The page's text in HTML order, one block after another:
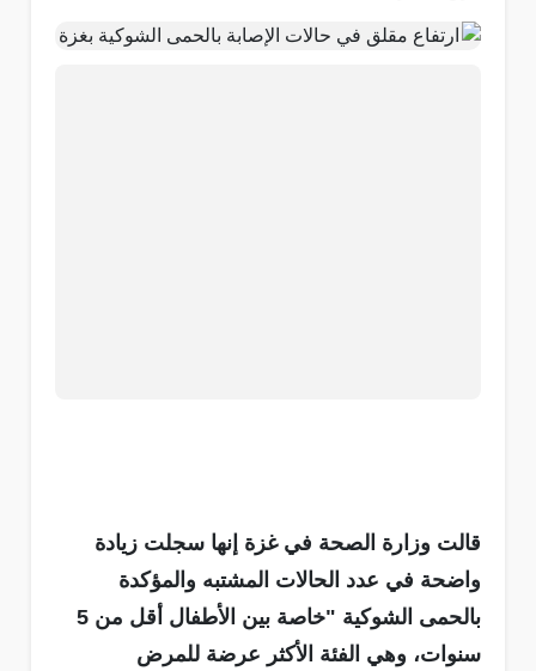
قالت وزارة الصحة في غزة إنها سجلت زيادة
واضحة في عدد الحالات المشتبه والمؤكدة
بالحمى الشوكية "خاصة بين الأطفال أقل من 5
سنوات، وهي الفئة الأكثر عرضة للمرض